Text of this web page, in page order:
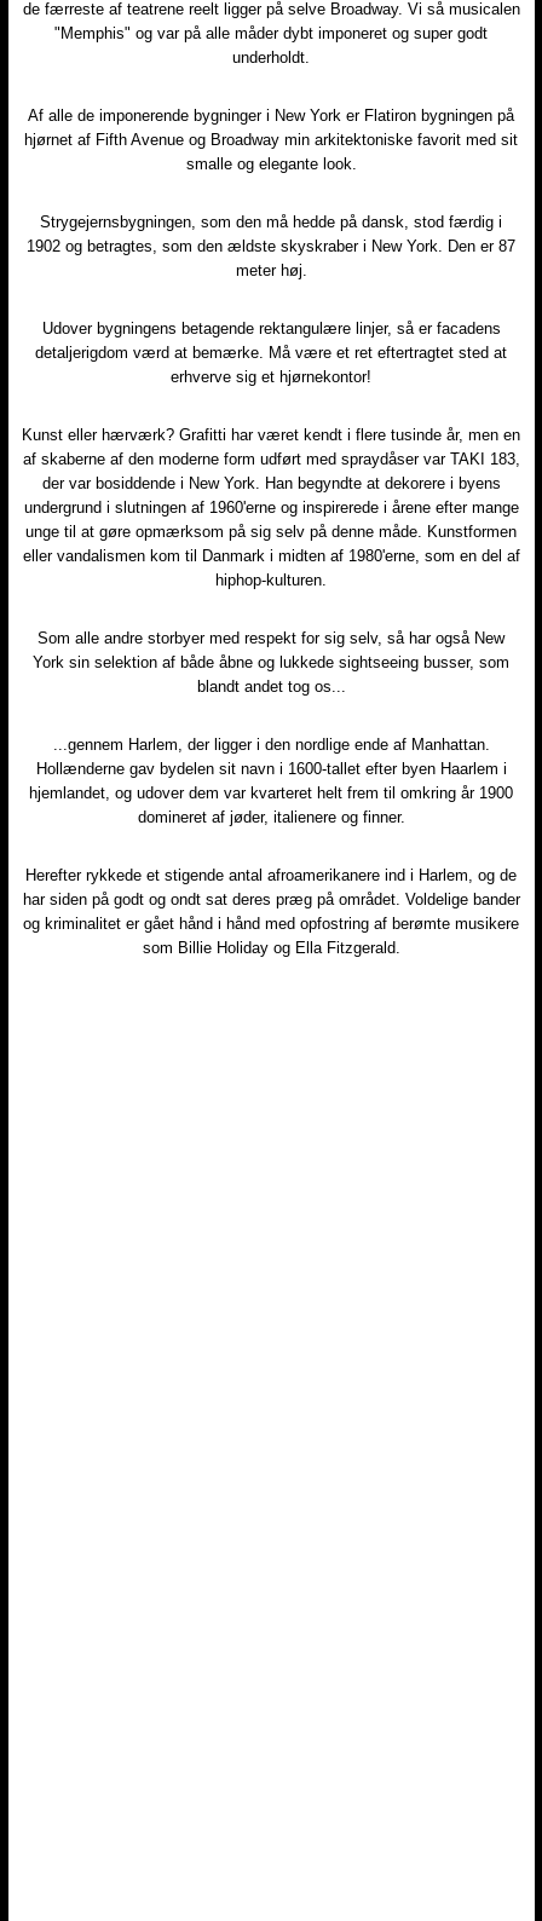
de færreste af teatrene reelt ligger på selve Broadway. Vi så musicalen
"Memphis" og var på alle måder dybt imponeret og super godt
underholdt.
Af alle de imponerende bygninger i New York er Flatiron bygningen på
hjørnet af Fifth Avenue og Broadway min arkitektoniske favorit med sit
smalle og elegante look.
Strygejernsbygningen, som den må hedde på dansk, stod færdig i
1902 og betragtes, som den ældste skyskraber i New York. Den er 87
meter høj.
Udover bygningens betagende rektangulære linjer, så er facadens
detaljerigdom værd at bemærke. Må være et ret eftertragtet sted at
erhverve sig et hjørnekontor!
Kunst eller hærværk? Grafitti har været kendt i flere tusinde år, men en
af skaberne af den moderne form udført med spraydåser var TAKI 183,
der var bosiddende i New York. Han begyndte at dekorere i byens
undergrund i slutningen af 1960'erne og inspirerede i årene efter mange
unge til at gøre opmærksom på sig selv på denne måde. Kunstformen
eller vandalismen kom til Danmark i midten af 1980'erne, som en del af
hiphop-kulturen.
Som alle andre storbyer med respekt for sig selv, så har også New
York sin selektion af både åbne og lukkede sightseeing busser, som
blandt andet tog os...
...gennem Harlem, der ligger i den nordlige ende af Manhattan.
Hollænderne gav bydelen sit navn i 1600-tallet efter byen Haarlem i
hjemlandet, og udover dem var kvarteret helt frem til omkring år 1900
domineret af jøder, italienere og finner.
Herefter rykkede et stigende antal afroamerikanere ind i Harlem, og de
har siden på godt og ondt sat deres præg på området. Voldelige bander
og kriminalitet er gået hånd i hånd med opfostring af berømte musikere
som Billie Holiday og Ella Fitzgerald.